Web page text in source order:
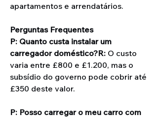
apartamentos e arrendatários.
Perguntas Frequentes
P: Quanto custa instalar um
carregador doméstico?R: O custo
varia entre £800 e £1.200, mas o
subsídio do governo pode cobrir até
£350 deste valor.
P: Posso carregar o meu carro com